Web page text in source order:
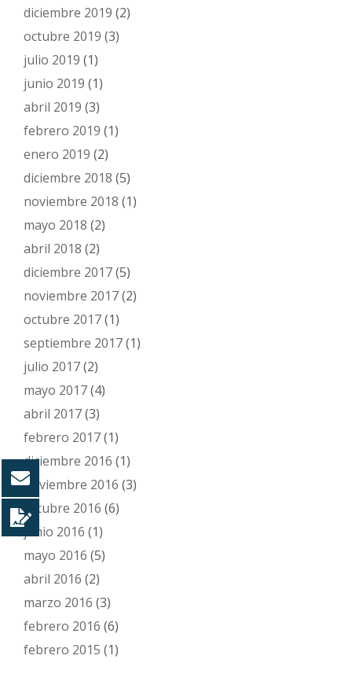
diciembre 2019 (2)
octubre 2019 (3)
julio 2019 (1)
junio 2019 (1)
abril 2019 (3)
febrero 2019 (1)
enero 2019 (2)
diciembre 2018 (5)
noviembre 2018 (1)
mayo 2018 (2)
abril 2018 (2)
diciembre 2017(5)
noviembre 2017(2)
octubre 2017(1)
septiembre 2017(1)
julio 2017(2)
mayo 2017(4)
abril 2017(3)
febrero 2017(1)
diciembre 2016 (1)
noviembre 2016 (3)
octubre 2016 (6)
junio 2016 (1)
mayo 2016 (5)
abril 2016 (2)
marzo 2016 (3)
febrero 2016 (6)
febrero 2015 (1)